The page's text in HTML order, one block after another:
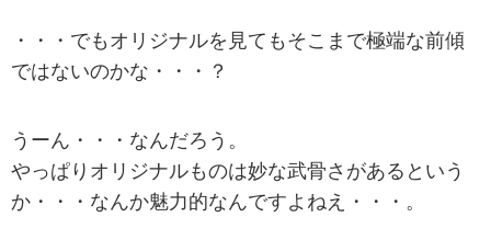
・・・でもオリジナルを見てもそこまで極端な前傾
ではないのかな・・・？
うーん・・・なんだろう。
やっぱりオリジナルものは妙な武骨さがあるという
か・・・なんか魅力的なんですよねえ・・・。